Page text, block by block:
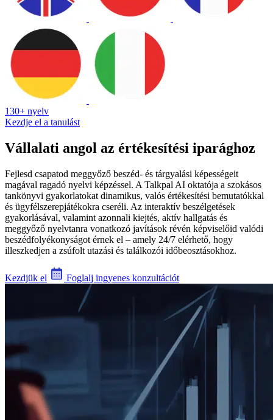
130+ nyelv
Kezdje el a tanulást
Vállalati angol az értékesítési iparághoz
Fejlesd csapatod meggyőző beszéd- és tárgyalási képességeit
magával ragadó nyelvi képzéssel. A Talkpal AI oktatója a szokásos
tankönyvi gyakorlatokat dinamikus, valós értékesítési bemutatókkal
és ügyfélszerepjátékokra cseréli. Az interaktív beszélgetések
gyakorlásával, valamint azonnali kiejtés, aktív hallgatás és
meggyőző nyelvtanra vonatkozó javítások révén képviselőid valódi
beszédfolyékonyságot érnek el – amely 24/7 elérhető, hogy
illeszkedjen a zsúfolt utazási és találkozói időbeosztásokhoz.
Kezdjük el Foglalj ingyenes konzultációt